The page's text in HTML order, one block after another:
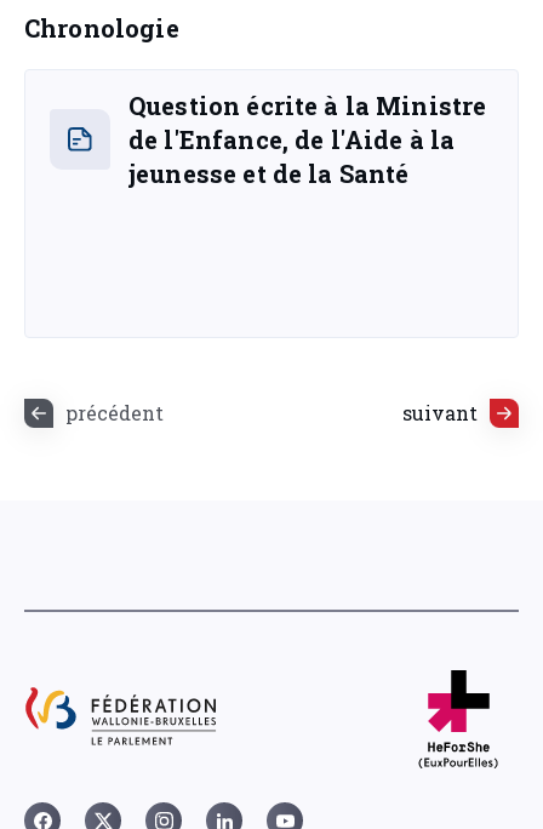
Chronologie
Question écrite à la Ministre
de l'Enfance, de l'Aide à la
jeunesse et de la Santé
précédent suivant